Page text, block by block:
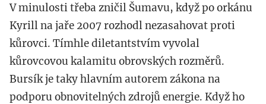
V minulosti třeba zničil Šumavu, když po orkánu
Kyrill na jaře 2007 rozhodl nezasahovat proti
kůrovci. Tímhle diletantstvím vyvolal
kůrovcovou kalamitu obrovských rozměrů.
Bursík je taky hlavním autorem zákona na
podporu obnovitelných zdrojů energie. Když ho